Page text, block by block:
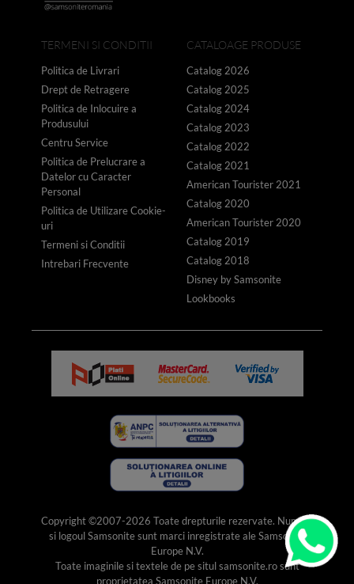
TERMENI SI CONDITII
Politica de Livrari
Drept de Retragere
Politica de Inlocuire a
Produsului
Centru Service
Politica de Prelucrare a
Datelor cu Caracter
Personal
Politica de Utilizare Cookie-
uri
Termeni si Conditii
Intrebari Frecvente
CATALOAGE PRODUSE
Catalog 2026
Catalog 2025
Catalog 2024
Catalog 2023
Catalog 2022
Catalog 2021
American Tourister 2021
Catalog 2020
American Tourister 2020
Catalog 2019
Catalog 2018
Disney by Samsonite
Lookbooks
Copyright ©2007-2026 Toate drepturile rezervate. Numele
si logoul Samsonite sunt marci inregistrate ale Samsonite
Europe N.V.
Toate imaginile si textele de pe situl samsonite.ro sunt
proprietatea Samsonite Europe N.V.